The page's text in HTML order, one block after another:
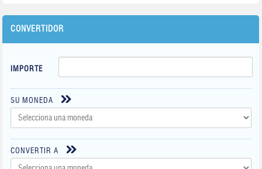
CONVERTIDOR
IMPORTE
SU MONEDA
CONVERTIR A